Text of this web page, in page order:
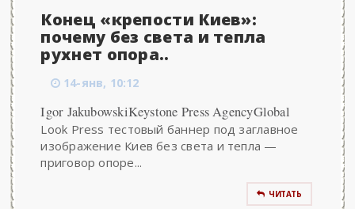
Конец «крепости Киев»:
почему без света и тепла
рухнет опора..
14-янв, 10:12
Igor JakubowskiKeystone Press AgencyGlobal
Look Press тестовый баннер под заглавное
изображение Киев без света и тепла —
приговор опоре...
ЧИТАТЬ